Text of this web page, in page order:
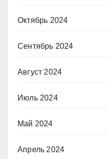
Октябрь 2024
Сентябрь 2024
Август 2024
Июль 2024
Май 2024
Апрель 2024